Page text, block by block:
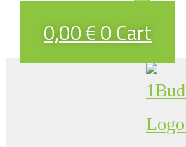
0,00€0Cart